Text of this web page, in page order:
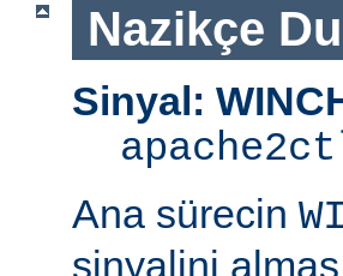
Nazikçe
Sinyal:
Ana sürecin
sinyalini